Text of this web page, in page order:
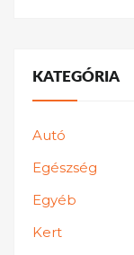
KATEGÓRIA
Autó
Egészség
Egyéb
Kert